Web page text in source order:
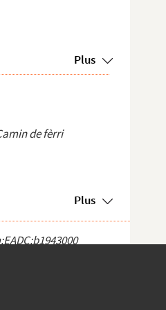
Plus
de fèrri
Plus